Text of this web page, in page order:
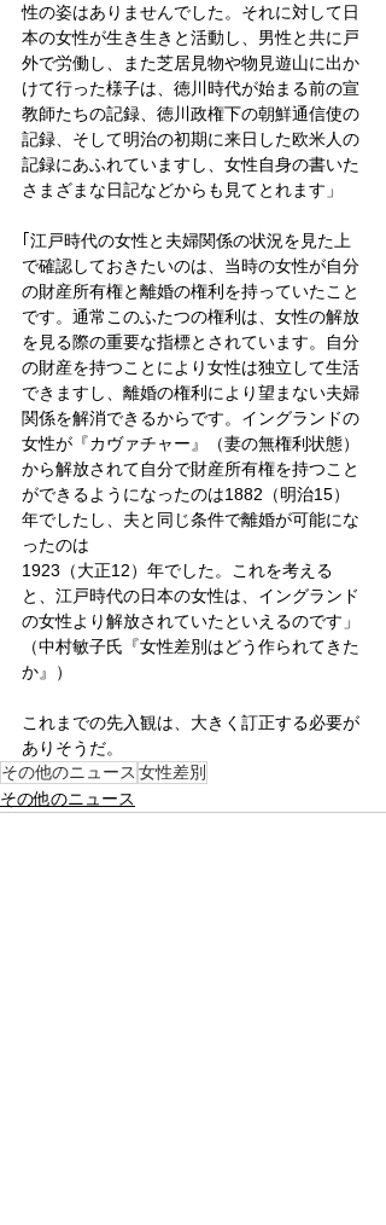
性の姿はありませんでした。それに対して日
本の女性が生き生きと活動し、男性と共に戸
外で労働し、また芝居見物や物見遊山に出か
けて行った様子は、徳川時代が始まる前の宣
教師たちの記録、徳川政権下の朝鮮通信使の
記録、そして明治の初期に来日した欧米人の
記録にあふれていますし、女性自身の書いた
さまざまな日記などからも見てとれます」
｢江戸時代の女性と夫婦関係の状況を見た上
で確認しておきたいのは、当時の女性が自分
の財産所有権と離婚の権利を持っていたこと
です。通常このふたつの権利は、女性の解放
を見る際の重要な指標とされています。自分
の財産を持つことにより女性は独立して生活
できますし、離婚の権利により望まない夫婦
関係を解消できるからです。イングランドの
女性が『カヴァチャー』（妻の無権利状態）
から解放されて自分で財産所有権を持つこと
ができるようになったのは1882（明治15）
年でしたし、夫と同じ条件で離婚が可能にな
ったのは
1923（大正12）年でした。これを考える
と、江戸時代の日本の女性は、イングランド
の女性より解放されていたといえるのです」
（中村敏子氏『女性差別はどう作られてきた
か』）
これまでの先入観は、大きく訂正する必要が
ありそうだ。
その他のニュース 女性差別
その他のニュース